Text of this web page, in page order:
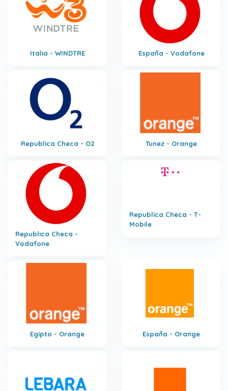
Italia - WINDTRE España - Vodafone
Republica Checa - O2 Tunez - Orange
Republica Checa -
Vodafone
Republica Checa - T-
Mobile
Egipto - Orange España - Orange